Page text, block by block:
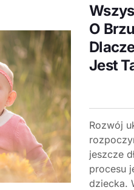
O
Jest
Rozwój
jeszcze
procesu
dziecka.